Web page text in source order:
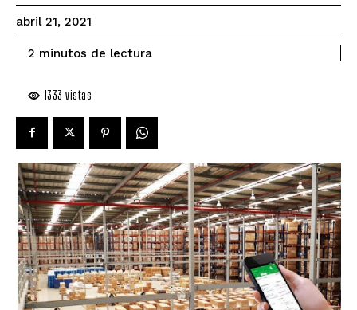
abril 21, 2021
2 minutos de lectura
1333 vistas